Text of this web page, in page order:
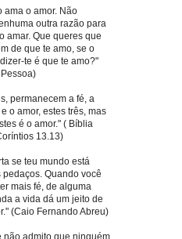
ama o amor. Não
outra razão para
amar. Que queres que
de que te amo, se o
te é que te amo?"
permanecem a fé, a
o amor, estes três, mas
é o amor." ( Bíblia
13.13)
se teu mundo está
pedaços. Quando você
mais fé, de alguma
a vida dá um jeito de
(Caio Fernando Abreu)
não admito que ninguém